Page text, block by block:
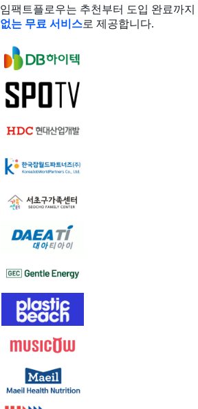
임팩트플로우는 추천부터 도입 완료까지
없는 무료 서비스로 제공합니다.